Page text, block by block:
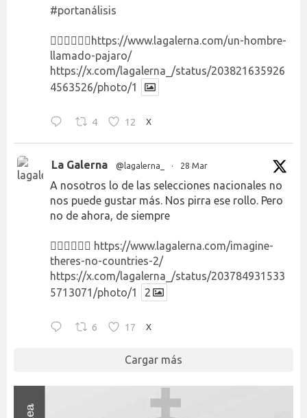
#portanálisis
👉🏻👉🏻👉🏻 https://www.lagalerna.com/un-hombre-
llamado-pajaro/
https://x.com/lagalerna_/status/203821635926
4563526/photo/1
4 12 X
La Galerna @lagalerna_ · 28 Mar
A nosotros lo de las selecciones nacionales no
nos puede gustar más. Nos pirra ese rollo. Pero
no de ahora, de siempre
👉🏻👉🏻👉🏻 https://www.lagalerna.com/imagine-
theres-no-countries-2/
https://x.com/lagalerna_/status/203784931533
5713071/photo/1
2
6 17 X
Cargar más